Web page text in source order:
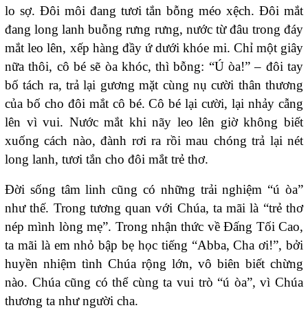
lo sợ. Đôi môi đang tươi tắn bỗng méo xệch. Đôi mắt
đang long lanh buỗng rưng rưng, nước từ đâu trong đáy
mắt leo lên, xếp hàng đầy ứ dưới khóe mi. Chỉ một giây
nữa thôi, cô bé sẽ òa khóc, thì bỗng: “Ú òa!” – đôi tay
bố tách ra, trả lại gương mặt cùng nụ cười thân thương
của bố cho đôi mắt cô bé. Cô bé lại cười, lại nhảy cẫng
lên vì vui. Nước mắt khi nãy leo lên giờ không biết
xuống cách nào, đành rơi ra rồi mau chóng trả lại nét
long lanh, tươi tắn cho đôi mắt trẻ thơ.
Đời sống tâm linh cũng có những trải nghiệm “ú òa”
như thế. Trong tương quan với Chúa, ta mãi là “trẻ thơ
nép mình lòng mẹ”. Trong nhận thức về Đấng Tối Cao,
ta mãi là em nhỏ bập bẹ học tiếng “Abba, Cha ơi!”, bởi
huyền nhiệm tình Chúa rộng lớn, vô biên biết chừng
nào. Chúa cũng có thể cùng ta vui trò “ú òa”, vì Chúa
thương ta như người cha.